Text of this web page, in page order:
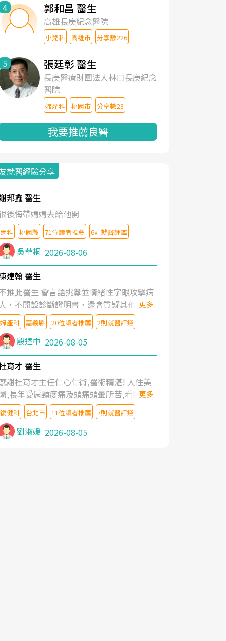
4 郭和昌 醫生
高雄長庚紀念醫院
小兒科 高雄市 分享數226
5 張廷彰 醫生
長庚醫療財團法人林口長庚紀念
醫院
婦產科 桃園市 分享數23
我要推薦良醫
就醫經驗分享
邦鑫 醫生
後悔帶媽媽去給他開
骨科 桃園縣 71位讀者推薦 6則就醫評鑑
吳華桐 2026-08-06
建翰 醫生
推此醫生 會言語挑釁並情緒性字眼攻擊病
，不開設診斷證明書，還會質疑其他醫生
判斷！
更多
婦產科 嘉義縣 20位讀者推薦 2則就醫評鑑
殷迺中 2026-08-05
育才 醫生
謝杜育才主任仁心仁術,醫術精湛! 人住美
,長年受肩頸痠痛及頭痛頭暈所苦,看遍名醫
授,做了各種檢查,也嘗試過西醫打針,中醫
灸及物理徒手治療都沒有用,後來連吃到嗎
類止痛藥都效果有限,只是壓症狀,沒多久就
起來,多年失眠嚴重影響生活品質. 台灣親
更多
復健科 台北市 11位讀者推薦 7則就醫評鑑
劉淑媛 2026-08-05